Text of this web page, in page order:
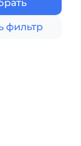
фильтр